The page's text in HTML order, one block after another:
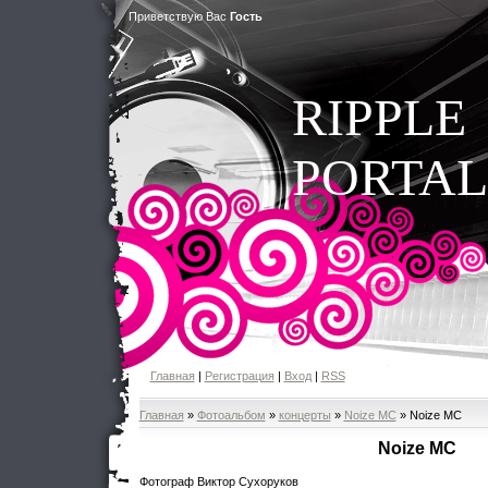
Приветствую Вас Гость
RIPPLE
PORTAL
Главная| Регистрация| Вход| RSS
Главная » Фотоальбом » концерты » Noize MC» Noize MC
Noize MC
Фотограф Виктор Сухоруков